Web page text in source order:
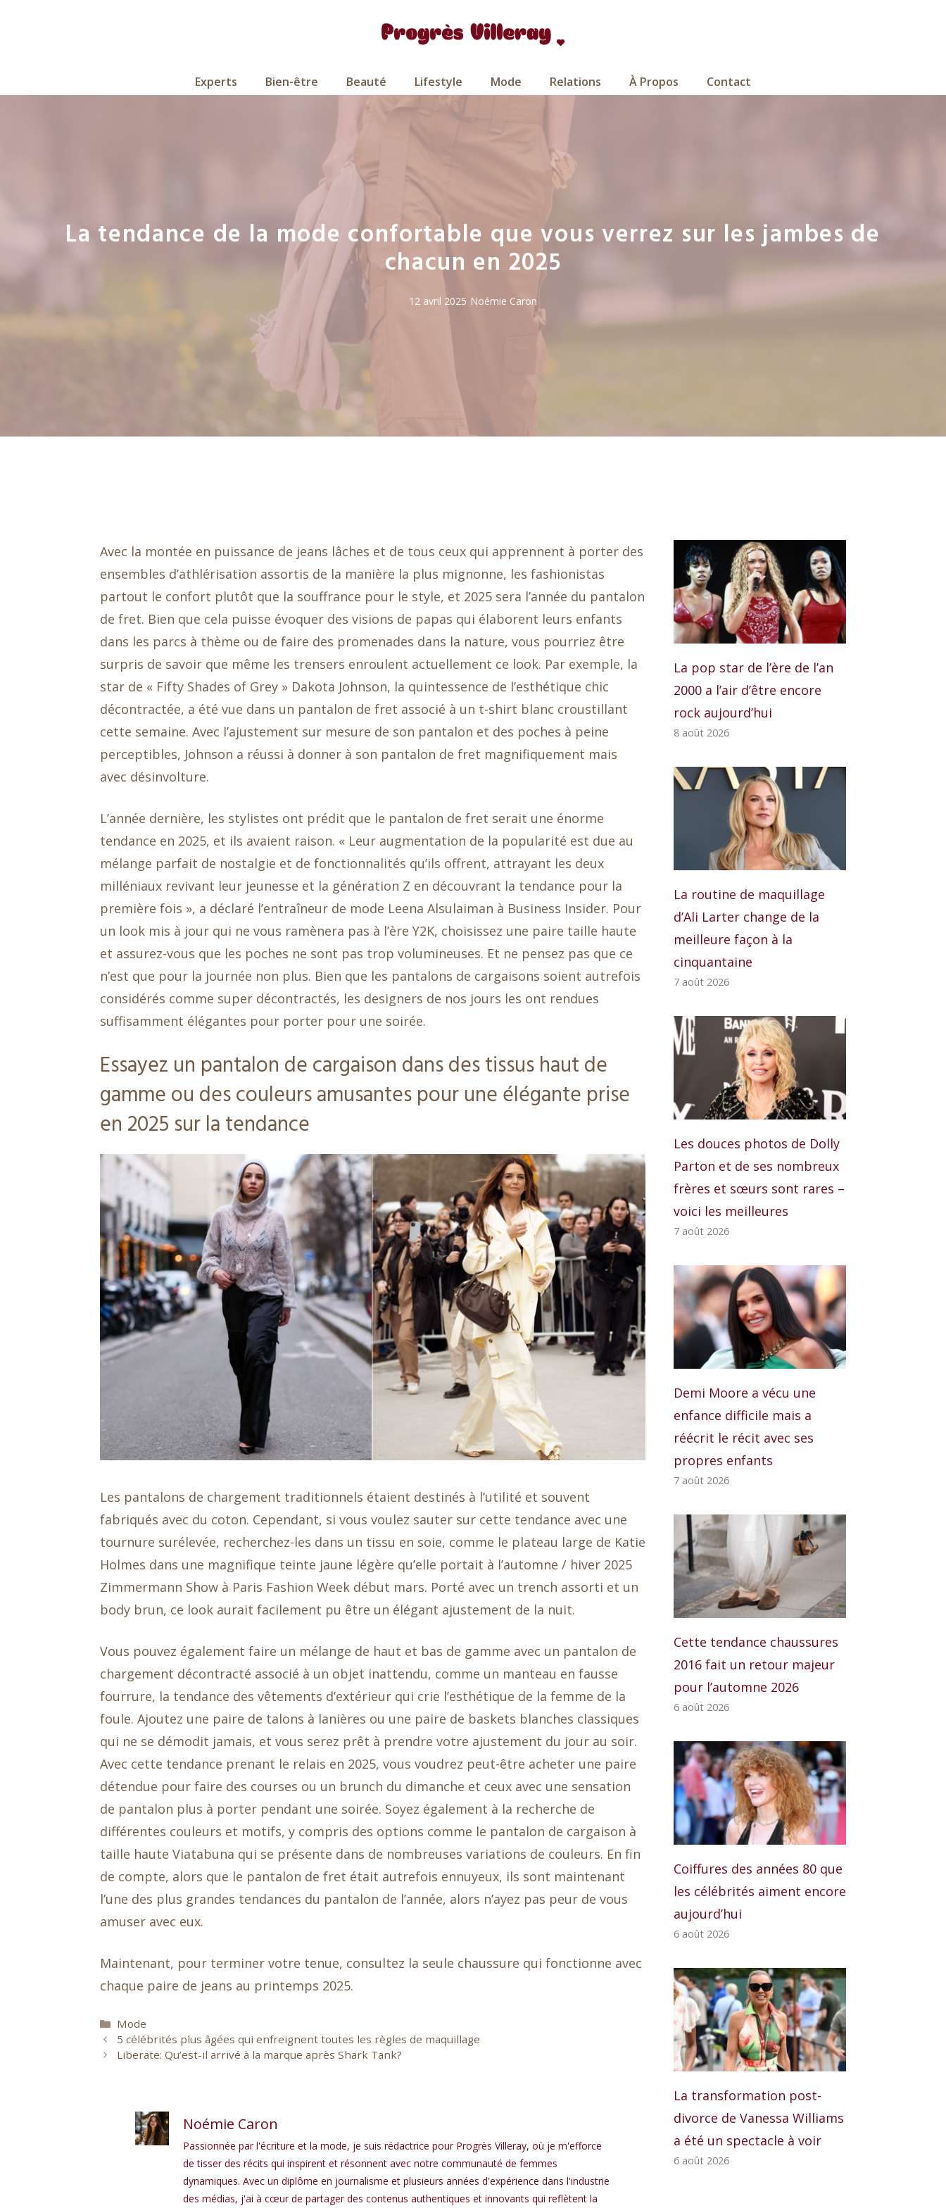
Experts Bien-être Beauté Lifestyle Mode Relations À Propos Contact
La tendance de la mode confortable que vous verrez sur les jambes de
chacun en 2025
12 avril 2025 Noémie Caron
Avec la montée en puissance de jeans lâches et de tous ceux qui apprennent à porter des
ensembles d’athlérisation assortis de la manière la plus mignonne, les fashionistas
partout le confort plutôt que la souffrance pour le style, et 2025 sera l’année du pantalon
de fret. Bien que cela puisse évoquer des visions de papas qui élaborent leurs enfants
dans les parcs à thème ou de faire des promenades dans la nature, vous pourriez être
surpris de savoir que même les trensers enroulent actuellement ce look. Par exemple, la
star de « Fifty Shades of Grey » Dakota Johnson, la quintessence de l’esthétique chic
décontractée, a été vue dans un pantalon de fret associé à un t-shirt blanc croustillant
cette semaine. Avec l’ajustement sur mesure de son pantalon et des poches à peine
perceptibles, Johnson a réussi à donner à son pantalon de fret magnifiquement mais
avec désinvolture.
L’année dernière, les stylistes ont prédit que le pantalon de fret serait une énorme
tendance en 2025, et ils avaient raison. « Leur augmentation de la popularité est due au
mélange parfait de nostalgie et de fonctionnalités qu’ils offrent, attrayant les deux
milléniaux revivant leur jeunesse et la génération Z en découvrant la tendance pour la
première fois », a déclaré l’entraîneur de mode Leena Alsulaiman à Business Insider. Pour
un look mis à jour qui ne vous ramènera pas à l’ère Y2K, choisissez une paire taille haute
et assurez-vous que les poches ne sont pas trop volumineuses. Et ne pensez pas que ce
n’est que pour la journée non plus. Bien que les pantalons de cargaisons soient autrefois
considérés comme super décontractés, les designers de nos jours les ont rendues
suffisamment élégantes pour porter pour une soirée.
Essayez un pantalon de cargaison dans des tissus haut de
gamme ou des couleurs amusantes pour une élégante prise
en 2025 sur la tendance
Les pantalons de chargement traditionnels étaient destinés à l’utilité et souvent
fabriqués avec du coton. Cependant, si vous voulez sauter sur cette tendance avec une
tournure surélevée, recherchez-les dans un tissu en soie, comme le plateau large de Katie
Holmes dans une magnifique teinte jaune légère qu’elle portait à l’automne / hiver 2025
Zimmermann Show à Paris Fashion Week début mars. Porté avec un trench assorti et un
body brun, ce look aurait facilement pu être un élégant ajustement de la nuit.
Vous pouvez également faire un mélange de haut et bas de gamme avec un pantalon de
chargement décontracté associé à un objet inattendu, comme un manteau en fausse
fourrure, la tendance des vêtements d’extérieur qui crie l’esthétique de la femme de la
foule. Ajoutez une paire de talons à lanières ou une paire de baskets blanches classiques
qui ne se démodit jamais, et vous serez prêt à prendre votre ajustement du jour au soir.
Avec cette tendance prenant le relais en 2025, vous voudrez peut-être acheter une paire
détendue pour faire des courses ou un brunch du dimanche et ceux avec une sensation
de pantalon plus à porter pendant une soirée. Soyez également à la recherche de
différentes couleurs et motifs, y compris des options comme le pantalon de cargaison à
taille haute Viatabuna qui se présente dans de nombreuses variations de couleurs. En fin
de compte, alors que le pantalon de fret était autrefois ennuyeux, ils sont maintenant
l’une des plus grandes tendances du pantalon de l’année, alors n’ayez pas peur de vous
amuser avec eux.
Maintenant, pour terminer votre tenue, consultez la seule chaussure qui fonctionne avec
chaque paire de jeans au printemps 2025.
Catégories
Mode
5 célébrités plus âgées qui enfreignent toutes les règles de maquillage
Liberate: Qu’est-il arrivé à la marque après Shark Tank?
Noémie Caron
Passionnée par l'écriture et la mode, je suis rédactrice pour Progrès Villeray, où je m'efforce
de tisser des récits qui inspirent et résonnent avec notre communauté de femmes
dynamiques. Avec un diplôme en journalisme et plusieurs années d'expérience dans l'industrie
des médias, j'ai à cœur de partager des contenus authentiques et innovants qui reflètent la
La pop star de l’ère de l’an
2000 a l’air d’être encore
rock aujourd’hui
8 août 2026
La routine de maquillage
d’Ali Larter change de la
meilleure façon à la
cinquantaine
7 août 2026
Les douces photos de Dolly
Parton et de ses nombreux
frères et sœurs sont rares –
voici les meilleures
7 août 2026
Demi Moore a vécu une
enfance difficile mais a
réécrit le récit avec ses
propres enfants
7 août 2026
Cette tendance chaussures
2016 fait un retour majeur
pour l’automne 2026
6 août 2026
Coiffures des années 80 que
les célébrités aiment encore
aujourd’hui
6 août 2026
La transformation post-
divorce de Vanessa Williams
a été un spectacle à voir
6 août 2026